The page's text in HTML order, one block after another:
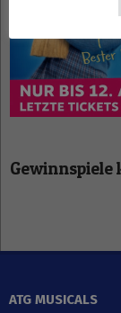
Gewinnspiele
ATG MUSICALS